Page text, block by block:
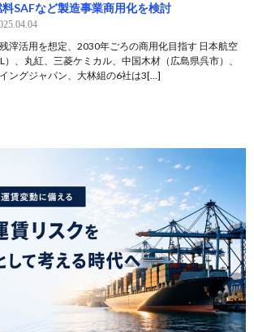
料SAFなど製造事業商用化を検討
滓活用を想定、2030年ごろの商用化目指す 日本航空
）、丸紅、三菱ケミカル、中国木材（広島県呉市）、
ングジャパン、大林組の6社は3[…]